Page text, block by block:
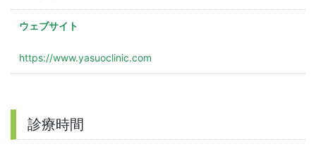
ウェブサイト
https://www.yasuoclinic.com
診療時間